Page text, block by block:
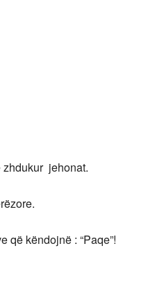
zhdukur jehonat.
që këndojnë : “Paqe”!